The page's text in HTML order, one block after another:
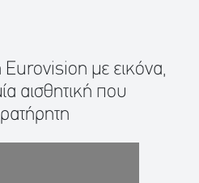
με εικόνα,
αισθητική που